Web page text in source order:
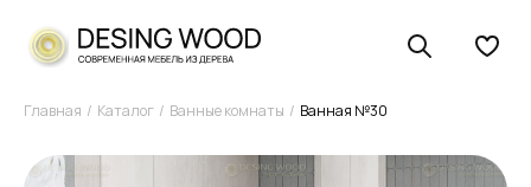
Главная Каталог Ванные комнаты Ванная №30